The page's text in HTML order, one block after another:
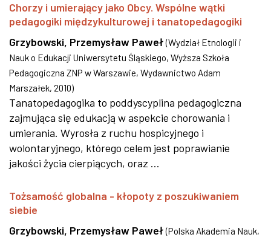
Chorzy i umierający jako Obcy. Wspólne wątki
pedagogiki międzykulturowej i tanatopedagogiki
Grzybowski, Przemysław Paweł (Wydział Etnologii i
Nauk o Edukacji Uniwersytetu Śląskiego, Wyższa Szkoła
Pedagogiczna ZNP w Warszawie, Wydawnictwo Adam
Marszałek, 2010)
Tanatopedagogika to poddyscyplina pedagogiczna
zajmująca się edukacją w aspekcie chorowania i
umierania. Wyrosła z ruchu hospicyjnego i
wolontaryjnego, którego celem jest poprawianie
jakości życia cierpiących, oraz ...
Tożsamość globalna - kłopoty z poszukiwaniem
siebie
Grzybowski, Przemysław Paweł (Polska Akademia Nauk,